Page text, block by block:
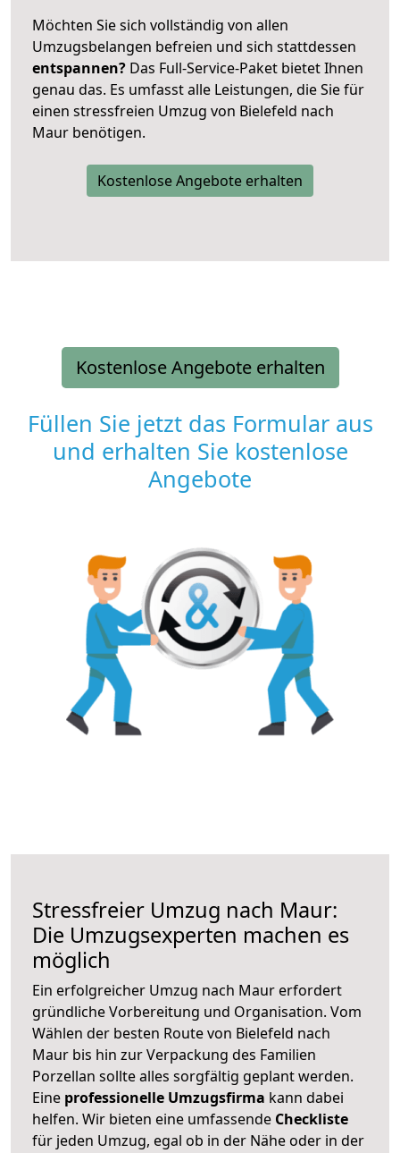
Möchten Sie sich vollständig von allen
Umzugsbelangen befreien und sich stattdessen
entspannen? Das Full-Service-Paket bietet Ihnen
genau das. Es umfasst alle Leistungen, die Sie für
einen stressfreien Umzug von Bielefeld nach
Maur benötigen.
Kostenlose Angebote erhalten
Kostenlose Angebote erhalten
Füllen Sie jetzt das Formular aus
und erhalten Sie kostenlose
Angebote
Stressfreier Umzug nach Maur:
Die Umzugsexperten machen es
möglich
Ein erfolgreicher Umzug nach Maur erfordert
gründliche Vorbereitung und Organisation. Vom
Wählen der besten Route von Bielefeld nach
Maur bis hin zur Verpackung des Familien
Porzellan sollte alles sorgfältig geplant werden.
Eine professionelle Umzugsfirma kann dabei
helfen. Wir bieten eine umfassende Checkliste
für jeden Umzug, egal ob in der Nähe oder in der